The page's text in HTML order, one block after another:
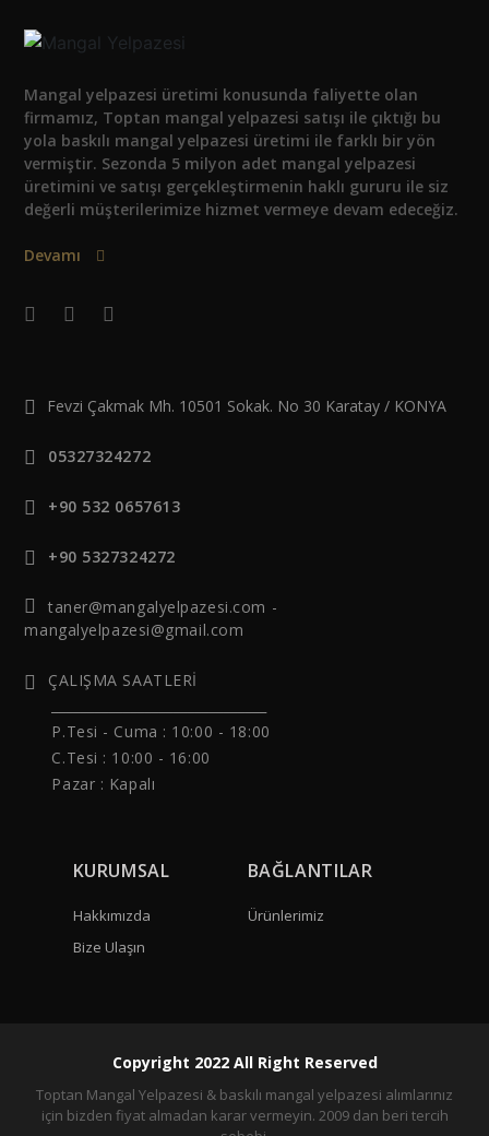
Mangal yelpazesi üretimi konusunda faliyette olan
firmamız, Toptan mangal yelpazesi satışı ile çıktığı bu
yola baskılı mangal yelpazesi üretimi ile farklı bir yön
vermiştir. Sezonda 5 milyon adet mangal yelpazesi
üretimini ve satışı gerçekleştirmenin haklı gururu ile siz
değerli müşterilerimize hizmet vermeye devam edeceğiz.
Devamı
Fevzi Çakmak Mh. 10501 Sokak. No 30 Karatay / KONYA
05327324272
+90 532 0657613
+90 5327324272
taner@mangalyelpazesi.com -
mangalyelpazesi@gmail.com
ÇALIŞMA SAATLERİ
P.Tesi - Cuma : 10:00 - 18:00
C.Tesi : 10:00 - 16:00
Pazar : Kapalı
KURUMSAL
Hakkımızda
Bize Ulaşın
BAĞLANTILAR
Ürünlerimiz
Copyright 2022 All Right Reserved
Toptan Mangal Yelpazesi & baskılı mangal yelpazesi alımlarınız
için bizden fiyat almadan karar vermeyin. 2009 dan beri tercih